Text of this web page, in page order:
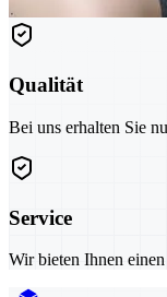
Qualität
Bei uns erhalten Sie
Service
Wir bieten Ihnen